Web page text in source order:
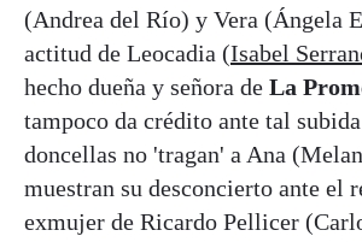
(Andrea del Río) y Vera (Ángela
actitud de Leocadia (Isabel
hecho dueña y señora de La
tampoco da crédito ante tal
doncellas no 'tragan' a Ana
muestran su desconcierto ante el
exmujer de Ricardo Pellicer